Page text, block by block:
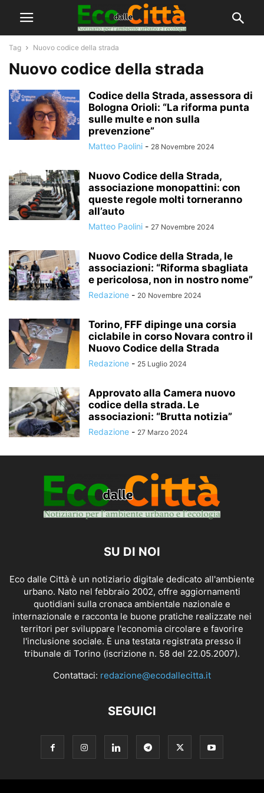
Tag Nuovo codice della strada
Nuovo codice della strada
Codice della Strada, assessora di
Bologna Orioli: “La riforma punta
sulle multe e non sulla
prevenzione”
Matteo Paolini - 28 Novembre 2024
Nuovo Codice della Strada,
associazione monopattini: con
queste regole molti torneranno
all’auto
Matteo Paolini - 27 Novembre 2024
Nuovo Codice della Strada, le
associazioni: “Riforma sbagliata
e pericolosa, non in nostro nome”
Redazione - 20 Novembre 2024
Torino, FFF dipinge una corsia
ciclabile in corso Novara contro il
Nuovo Codice della Strada
Redazione - 25 Luglio 2024
Approvato alla Camera nuovo
codice della strada. Le
associazioni: “Brutta notizia”
Redazione - 27 Marzo 2024
SU DI NOI
Eco dalle Città è un notiziario digitale dedicato all'ambiente
urbano. Nato nel febbraio 2002, offre aggiornamenti
quotidiani sulla cronaca ambientale nazionale e
internazionale e racconta le buone pratiche realizzate nei
territori per sviluppare l'economia circolare e favorire
l'inclusione sociale. È una testata registrata presso il
tribunale di Torino (iscrizione n. 58 del 22.05.2007).
Contattaci: redazione@ecodallecitta.it
SEGUICI